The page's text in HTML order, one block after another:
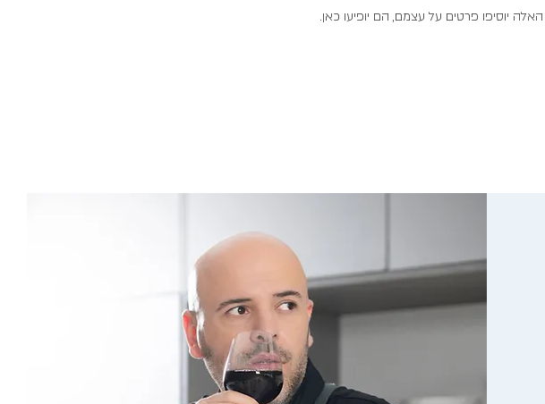
יוסיפו פרטים על עצמם, הם יופיעו כאן.